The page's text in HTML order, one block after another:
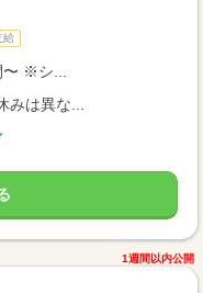
給
※シ...
は異な...
1週間以内公開